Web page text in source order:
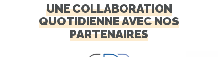
UNE COLLABORATION
QUOTIDIENNE AVEC NOS
PARTENAIRES